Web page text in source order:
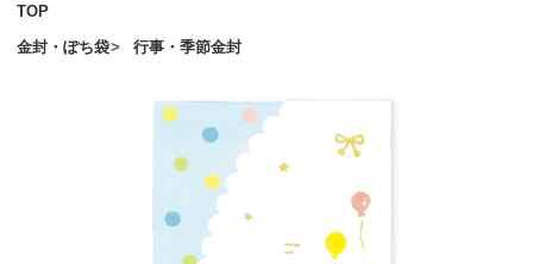
TOP
金封・ぽち袋
行事・季節金封